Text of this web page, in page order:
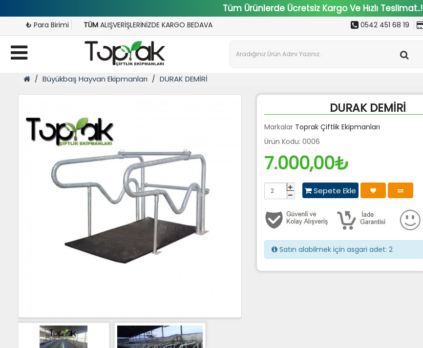
Tüm Ürünlerde Ücretsiz Kargo Ve Hızlı Teslimat..!
₺ Para Birimi TÜM ALIŞVERİŞLERİNİZDE KARGO BEDAVA 0542 451 68 19
Büyükbaş Hayvan Ekipmanları DURAK DEMİRİ
DURAK DEMİRİ
Markalar Toprak Çiftlik Ekipmanları
Ürün Kodu: 0006
7.000,00₺
Sepete Ekle
Satın alabilmek için asgari adet: 2